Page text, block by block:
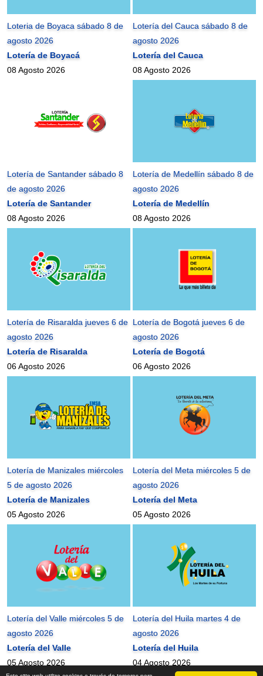
Loteria de Boyaca sábado 8 de
agosto 2026
Lotería de Boyacá
08 Agosto 2026
Lotería del Cauca sábado 8 de
agosto 2026
Lotería del Cauca
08 Agosto 2026
Lotería de Santander sábado 8
de agosto 2026
Lotería de Santander
08 Agosto 2026
Lotería de Medellín sábado 8 de
agosto 2026
Lotería de Medellín
08 Agosto 2026
Lotería de Risaralda jueves 6 de
agosto 2026
Lotería de Risaralda
06 Agosto 2026
Lotería de Bogotá jueves 6 de
agosto 2026
Lotería de Bogotá
06 Agosto 2026
Lotería de Manizales miércoles
5 de agosto 2026
Lotería de Manizales
05 Agosto 2026
Lotería del Meta miércoles 5 de
agosto 2026
Lotería del Meta
05 Agosto 2026
Lotería del Valle miércoles 5 de
agosto 2026
Lotería del Valle
05 Agosto 2026
Lotería del Huila martes 4 de
agosto 2026
Lotería del Huila
04 Agosto 2026